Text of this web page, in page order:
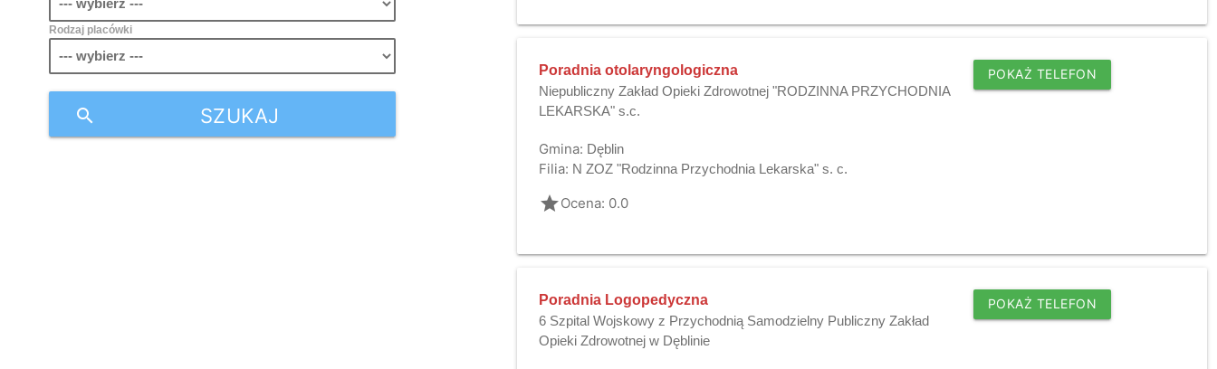
Rodzaj placówki
SZUKAJ
search
Poradnia otolaryngologiczna
Niepubliczny Zakład Opieki Zdrowotnej "RODZINNA PRZYCHODNIA
LEKARSKA" s.c.
POKAŻ TELEFON
Gmina: Dęblin
Filia: N ZOZ "Rodzinna Przychodnia Lekarska" s. c.
gradeOcena: 0.0
Poradnia Logopedyczna
6 Szpital Wojskowy z Przychodnią Samodzielny Publiczny Zakład
Opieki Zdrowotnej w Dęblinie
POKAŻ TELEFON